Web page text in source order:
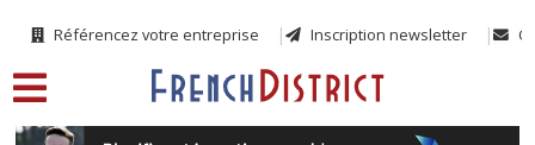
Référencez votre entreprise Inscription newsletter